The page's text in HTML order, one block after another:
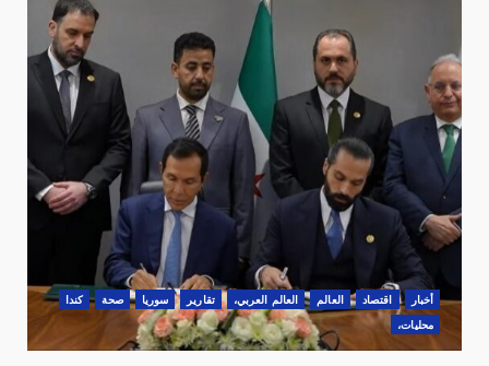
أخبار اقتصاد العالم العالم العربي، تقارير سوريا صحة
كندا
محليات،